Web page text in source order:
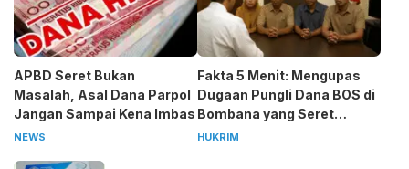
APBD Seret Bukan
Masalah, Asal Dana Parpol
Jangan Sampai Kena Imbas
NEWS
Fakta 5 Menit: Mengupas
Dugaan Pungli Dana BOS di
Bombana yang Seret
Kepala Sekolah
HUKRIM